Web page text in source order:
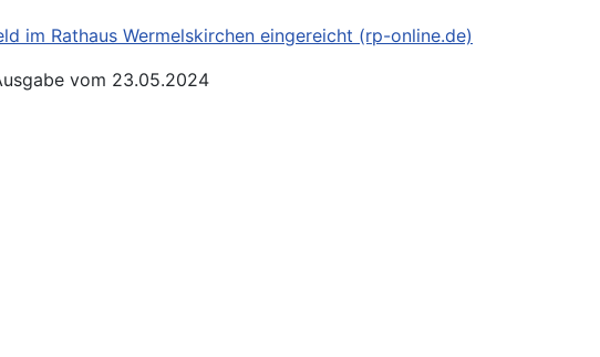
im Rathaus Wermelskirchen eingereicht (rp-online.de)
vom 23.05.2024